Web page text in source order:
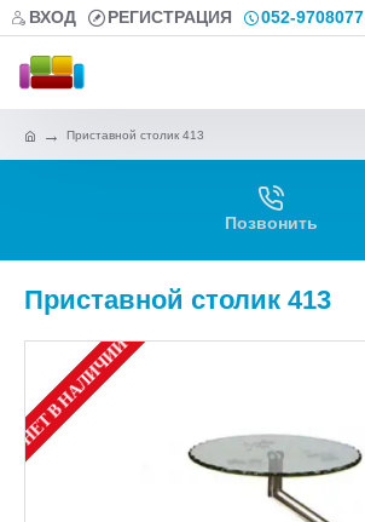
ВХОД РЕГИСТРАЦИЯ 052-9708077
Приставной столик 413
Позвонить
Приставной столик 413
НЕТ В НАЛИЧИИ